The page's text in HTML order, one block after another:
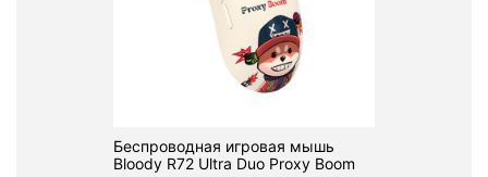
Беспроводная игровая мышь
Bloody R72 Ultra Duo Proxy Boom